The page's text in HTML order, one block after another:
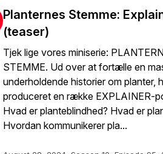
Planternes Stemme:
(teaser)
Tjek lige vores miniserie:
STEMME. Ud over at fortælle en
underholdende historier om planter,
produceret en række EXPLAINER-
Hvad er planteblindhed? Hvad er
Hvordan kommunikerer pla...